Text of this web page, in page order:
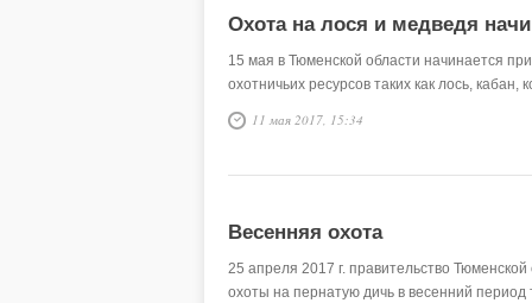
Охота на лося и медведя
15 мая в Тюменской области начинается
охотничьих ресурсов таких как лось, кабан,
11 мая 2017, 15:34
Весенняя охота
25 апреля 2017 г. правительство
охоты на пернатую дичь в весенний период